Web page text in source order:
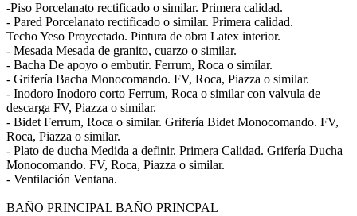
-Piso Porcelanato rectificado o similar. Primera calidad.
- Pared Porcelanato rectificado o similar. Primera calidad.
Techo Yeso Proyectado. Pintura de obra Latex interior.
- Mesada Mesada de granito, cuarzo o similar.
- Bacha De apoyo o embutir. Ferrum, Roca o similar.
- Grifería Bacha Monocomando. FV, Roca, Piazza o similar.
- Inodoro Inodoro corto Ferrum, Roca o similar con valvula de
descarga FV, Piazza o similar.
- Bidet Ferrum, Roca o similar. Grifería Bidet Monocomando. FV,
Roca, Piazza o similar.
- Plato de ducha Medida a definir. Primera Calidad. Grifería Ducha
Monocomando. FV, Roca, Piazza o similar.
- Ventilación Ventana.
BAÑO PRINCIPAL BAÑO PRINCPAL